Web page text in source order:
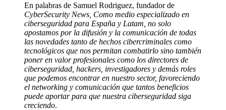
En palabras de Samuel Rodriguez, fundador de
CyberSecurity News, Como medio especializado en
ciberseguridad para España y Latam, no solo
apostamos por la difusión y la comunicación de todas
las novedades tanto de hechos cibercriminales como
tecnológicos que nos permitan combatirlo sino también
poner en valor profesionales como los directores de
ciberseguridad, hackers, investigadores y demás roles
que podemos encontrar en nuestro sector, favoreciendo
el networking y comunicación que tantos beneficios
puede aportar para que nuestra ciberseguridad siga
creciendo.